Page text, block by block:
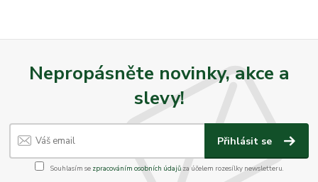
Nepropásněte novinky, akce a
slevy!
Přihlásit se
Souhlasím se zpracováním osobních údajůza účelem rozesílky newsletteru.